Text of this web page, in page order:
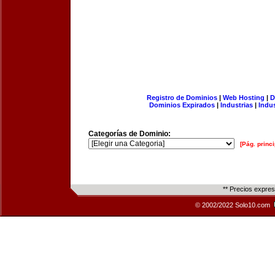
Registro de Dominios| Web Hosting |
Dominios Expirados | Industrias |
Categorías de Dominio:
[Pág.
** Precios
© 2002/2022 Solo10.com